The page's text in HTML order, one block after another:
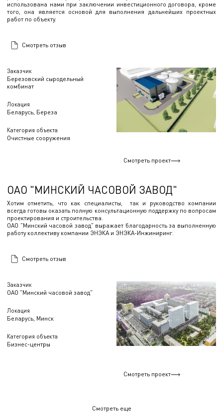
Заказчик
Березовский сыродельный
комбинат
Локация
Беларусь, Береза
Категория объекта
Очистные сооружения
использована нами при заключении инвестиционного договора, кроме
того, она является основой для выполнения дальнейших проектных
работ по объекту.
Смотреть отзыв
Смотреть проект
Заказчик
ОАО "Минский часовой завод"
Локация
Беларусь, Минск
Категория объекта
Бизнес-центры
ОАО "МИНСКИЙ ЧАСОВОЙ ЗАВОД"
Хотим отметить, что как специалисты, так и руководство компании
всегда готовы оказать полную консультационную поддержку по вопросам
проектирования и строительства.
ОАО "Минский часовой завод" выражает благодарность за выполненную
работу коллективу компании ЭНЭКА и ЭНЭКА-Инжиниринг.
Смотреть отзыв
Смотреть проект
Смотреть еще